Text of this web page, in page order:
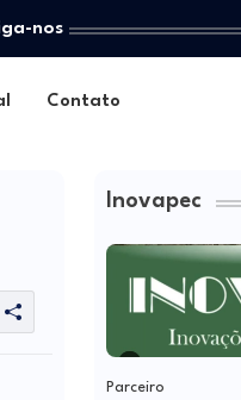
nos
Contato
Inovapec
Parceiro